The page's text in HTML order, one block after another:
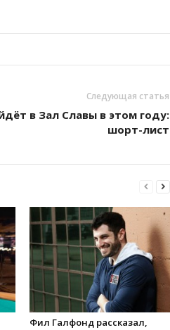
Следующая статья
в Зал Славы в этом году:
шорт-лист
Фил Галфонд рассказал,